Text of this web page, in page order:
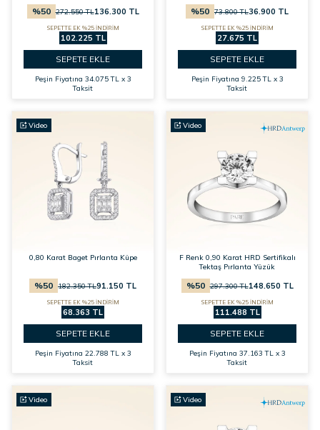
%50 272.550TL136.300 TL
SEPETTE EK %25 İNDİRİM
102.225 TL
SEPETE EKLE
Peşin Fiyatına 34.075 TL x 3
Taksit
%50 73.800TL36.900 TL
SEPETTE EK %25 İNDİRİM
27.675 TL
SEPETE EKLE
Peşin Fiyatına 9.225 TL x 3
Taksit
Video
0,80 Karat Baget Pırlanta Küpe
%50 182.350TL91.150 TL
SEPETTE EK %25 İNDİRİM
68.363 TL
SEPETE EKLE
Peşin Fiyatına 22.788 TL x 3
Taksit
Video
F Renk 0,90 Karat HRD Sertifikalı
Tektaş Pırlanta Yüzük
%50 297.300TL148.650 TL
SEPETTE EK %25 İNDİRİM
111.488 TL
SEPETE EKLE
Peşin Fiyatına 37.163 TL x 3
Taksit
Video Video